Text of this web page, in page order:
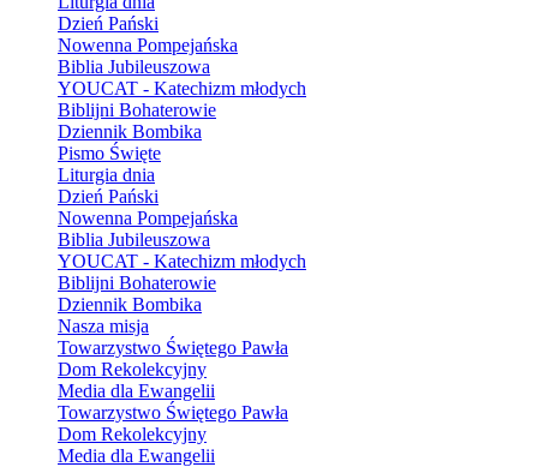
Dzień Pański
Nowenna Pompejańska
Biblia Jubileuszowa
YOUCAT - Katechizm młodych
Biblijni Bohaterowie
Dziennik Bombika
Pismo Święte
Liturgia dnia
Dzień Pański
Nowenna Pompejańska
Biblia Jubileuszowa
YOUCAT - Katechizm młodych
Biblijni Bohaterowie
Dziennik Bombika
Nasza misja
Towarzystwo Świętego Pawła
Dom Rekolekcyjny
Media dla Ewangelii
Towarzystwo Świętego Pawła
Dom Rekolekcyjny
Media dla Ewangelii